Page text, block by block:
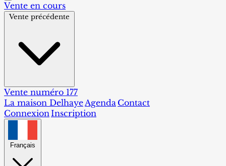
Vente en cours
Vente précédente
Vente numéro 177
La maison DelhayeAgenda Contact
ConnexionInscription
Français